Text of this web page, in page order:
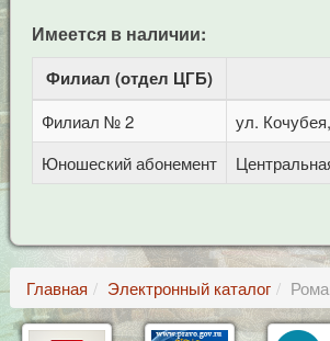
Имеется в наличии:
Филиал (отдел ЦГБ)
Филиал № 2
ул.
Юношеский абонемент
Главная Электронный каталог